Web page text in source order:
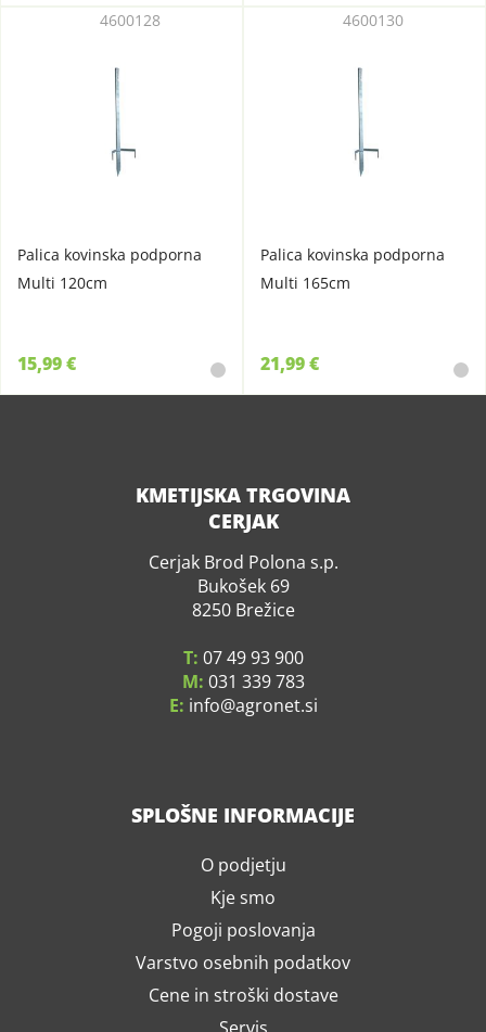
Palica kovinska podporna
Multi 120cm
4600128
15,99 €
Palica kovinska podporna
Multi 165cm
4600130
21,99 €
KMETIJSKA TRGOVINA
CERJAK
Cerjak Brod Polona s.p.
Bukošek 69
8250 Brežice
T: 07 49 93 900
M: 031 339 783
E: info agronet.si
SPLOŠNE INFORMACIJE
O podjetju
Kje smo
Pogoji poslovanja
Varstvo osebnih podatkov
Cene in stroški dostave